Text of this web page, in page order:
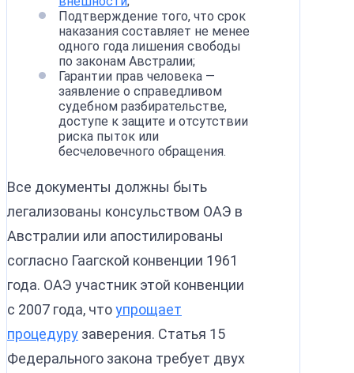
Подтверждение того, что срок
наказания составляет не менее
одного года лишения свободы
по законам Австралии;
Гарантии прав человека —
заявление о справедливом
судебном разбирательстве,
доступе к защите и отсутствии
риска пыток или
бесчеловечного обращения.
Все документы должны быть
легализованы консульством ОАЭ в
Австралии или апостилированы
согласно Гаагской конвенции 1961
года. ОАЭ участник этой конвенции
с 2007 года, чтоупрощает
процедуру заверения. Статья 15
Федерального закона требует двух